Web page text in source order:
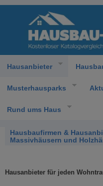
Hausanbieter
Musterhausparks
Rund ums Haus
Hausbaufirmen &
Massivhäusern und
Hausanbieter für jeden